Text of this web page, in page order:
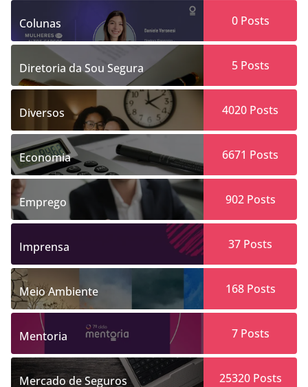
Colunas 0Posts
Diretoria da Sou Segura 5Posts
Diversos 4020 Posts
Economia 6671 Posts
Emprego 902Posts
Imprensa 37 Posts
Meio Ambiente 168Posts
Mentoria 7Posts
Mercado de Seguros 25320Posts